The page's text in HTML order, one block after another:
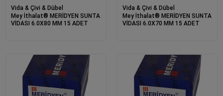
Vida & Çivi & Dübel
Mey İthalat® MERİDYEN SUNTA
VİDASI 6.0X80 MM 15 ADET
Vida & Çivi & Dübel
Mey İthalat® MERİDYEN SUNTA
VİDASI 6.0X70 MM 15 ADET